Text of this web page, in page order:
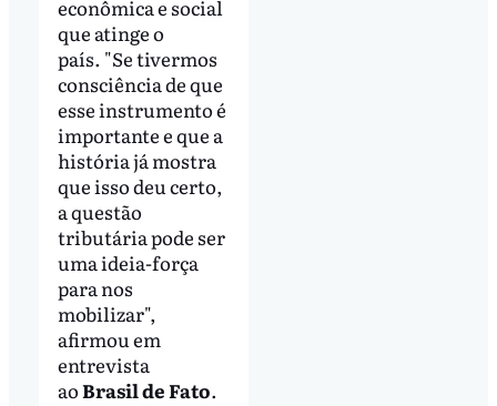
econômica e social
que atinge o
país. "Se tivermos
consciência de que
esse instrumento é
importante e que a
história já mostra
que isso deu certo,
a questão
tributária pode ser
uma ideia-força
para nos
mobilizar",
afirmou em
entrevista
aoBrasil de Fato.